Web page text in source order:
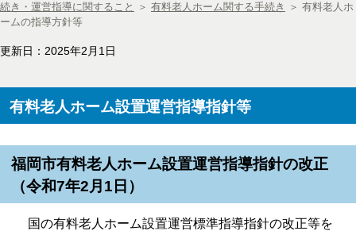
続き・運営指導に関すること
＞ 有料老人ホーム関する手続き ＞ 有料老人ホ
ームの指導方針等
更新日：2025年2月1日
有料老人ホーム設置運営指導指針等
福岡市有料老人ホーム設置運営指導指針の改正
（令和7年2月1日）
国の有料老人ホーム設置運営標準指導指針の改正等を